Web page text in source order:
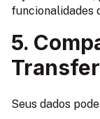
funcionalidades
5.
Seus dados